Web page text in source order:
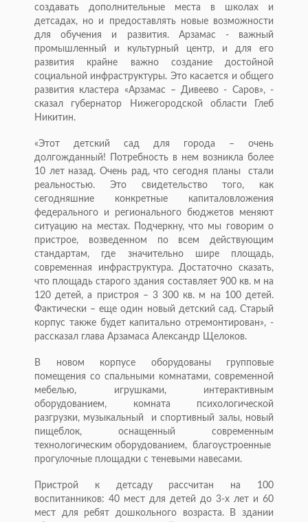
создавать дополнительные места в школах и
детсадах, но и предоставлять новые возможности
для обучения и развития. Арзамас - важный
промышленный и культурный центр, и для его
развития крайне важно создание достойной
социальной инфраструктуры. Это касается и общего
развития кластера «Арзамас – Дивеево - Саров», -
сказал губернатор Нижегородской области Глеб
Никитин.
«Этот детский сад для города – очень
долгожданный! Потребность в нем возникла более
10 лет назад. Очень рад, что сегодня планы стали
реальностью. Это свидетельство того, как
сегодняшние конкретные капиталовложения
федерального и регионального бюджетов меняют
ситуацию на местах. Подчеркну, что мы говорим о
пристрое, возведенном по всем действующим
стандартам, где значительно шире площадь,
современная инфраструктура. Достаточно сказать,
что площадь старого здания составляет 900 кв. м на
120 детей, а пристроя – 3 300 кв. м на 100 детей.
Фактически – еще один новый детский сад. Старый
корпус также будет капитально отремонтирован», -
рассказал глава Арзамаса Александр Щелоков.
В новом корпусе оборудованы групповые
помещения со спальными комнатами, современной
мебелью, игрушками, интерактивным
оборудованием, комната психологической
разгрузки, музыкальный и спортивный залы, новый
пищеблок, оснащенный современным
технологическим оборудованием, благоустроенные
прогулочные площадки с теневыми навесами.
Пристрой к детсаду рассчитан на 100
воспитанников: 40 мест для детей до 3-х лет и 60
мест для ребят дошкольного возраста. В здании